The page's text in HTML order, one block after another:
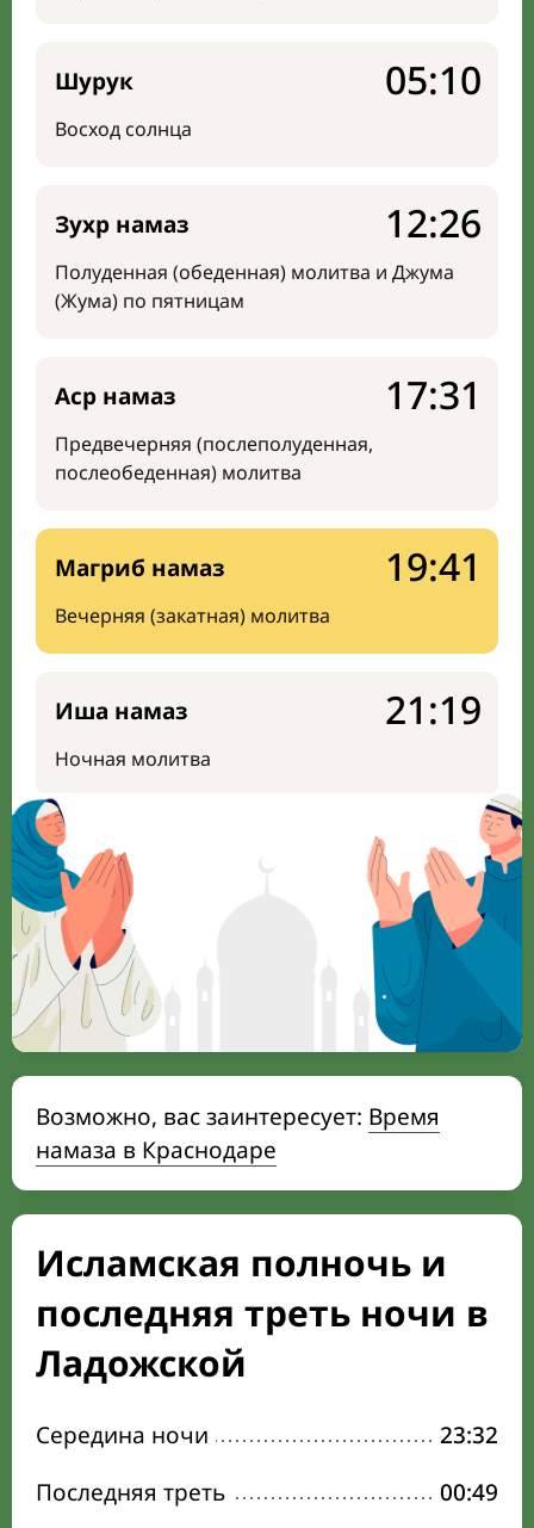
Шурук
Восход солнца
05:10
Зухр намаз
Полуденная (обеденная) молитва и Джума
(Жума) по пятницам
12:26
Аср намаз
Предвечерняя (послеполуденная,
послеобеденная) молитва
17:31
Магриб намаз
Вечерняя (закатная) молитва
19:41
Иша намаз
Ночная молитва
21:19
Возможно, вас заинтересует: Время
намаза в Краснодаре
Исламская полночь и
последняя треть ночи в
Ладожской
Середина ночи
23:32
Последняя треть
00:49